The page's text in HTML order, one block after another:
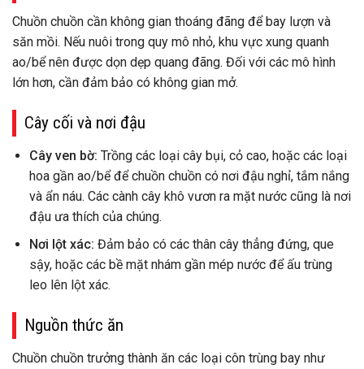
Chuồn chuồn cần không gian thoáng đãng để bay lượn và
săn mồi. Nếu nuôi trong quy mô nhỏ, khu vực xung quanh
ao/bể nên được dọn dẹp quang đãng. Đối với các mô hình
lớn hơn, cần đảm bảo có không gian mở.
Cây cối và nơi đậu
Cây ven bờ: Trồng các loại cây bụi, cỏ cao, hoặc các loại
hoa gần ao/bể để chuồn chuồn có nơi đậu nghỉ, tắm nắng
và ẩn náu. Các cành cây khô vươn ra mặt nước cũng là nơi
đậu ưa thích của chúng.
Nơi lột xác: Đảm bảo có các thân cây thẳng đứng, que
sậy, hoặc các bề mặt nhám gần mép nước để ấu trùng
leo lên lột xác.
Nguồn thức ăn
Chuồn chuồn trưởng thành ăn các loại côn trùng bay như